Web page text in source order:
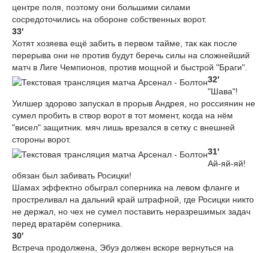
центре поля, поэтому они большими силами
сосредоточились на обороне собственных ворот.
33'
Хотят хозяева ещё забить в первом тайме, так как после
перерыва они не против будут беречь силы на сложнейший
матч в Лиге Чемпионов, против мощной и быстрой "Браги".
32'
"Шава"!
Уилшер здорово запускал в прорыв Андрея, но россиянин не
сумел пробить в створ ворот в тот момент, когда на нём
"висел" защитник. мяч лишь врезался в сетку с внешней
стороны ворот.
31'
Ай-яй-яй!
обязан был забивать Росицки!
Шамах эффектно обыграл соперника на левом фланге и
простреливал на дальний край штрафной, где Росицки никто
не держал, но чех не сумел поставить неразрешимых задач
перед вратарём соперника.
30'
Встреча продолжена, Эбуэ должен вскоре вернуться на